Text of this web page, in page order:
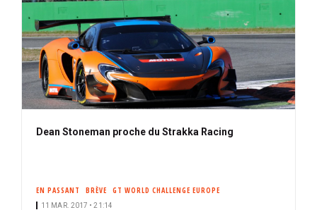
Dean Stoneman proche du Strakka Racing
EN PASSANT BRÈVE GT WORLD CHALLENGE EUROPE
11 MAR. 2017 • 21:14